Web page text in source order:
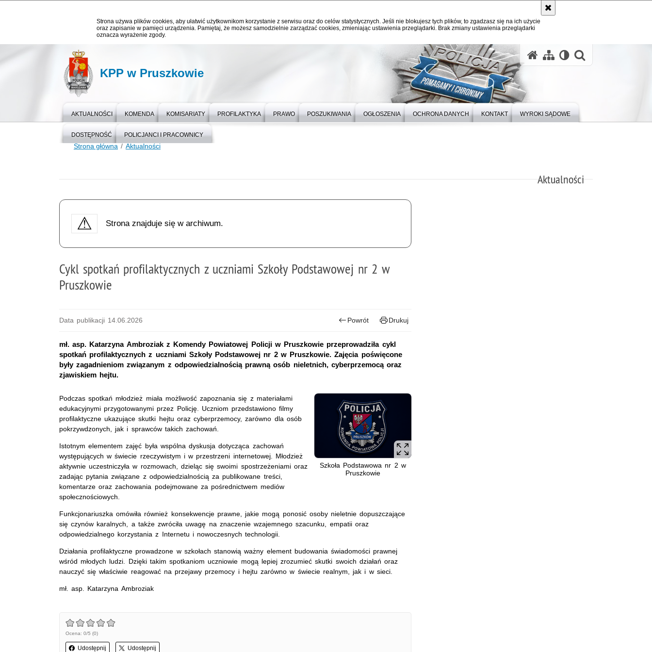
Strona używa plików cookies, aby ułatwić użytkownikom korzystanie z serwisu oraz do celów statystycznych. Jeśli nie blokujesz tych plików, to zgadzasz się na ich użycie
oraz zapisanie w pamięci urządzenia. Pamiętaj, że możesz samodzielnie zarządzać cookies, zmieniając ustawienia przeglądarki. Brak zmiany ustawienia przeglądarki
oznacza wyrażenie zgody.
KPP w Pruszkowie
AKTUALNOŚCI KOMENDA KOMISARIATY PROFILAKTYKA PRAWO POSZUKIWANIA OGŁOSZENIA OCHRONA DANYCH KONTAKT WYROKI SĄDOWE
DOSTĘPNOŚĆ POLICJANCI I PRACOWNICY
Strona główna Aktualności
Aktualności
Strona znajduje się w archiwum.
Cykl spotkań profilaktycznych z uczniami Szkoły Podstawowej nr 2 w
Pruszkowie
Data publikacji 14.06.2026 Powrót Drukuj
mł. asp. Katarzyna Ambroziak z Komendy Powiatowej Policji w Pruszkowie przeprowadziła cykl
spotkań profilaktycznych z uczniami Szkoły Podstawowej nr 2 w Pruszkowie. Zajęcia poświęcone
były zagadnieniom związanym z odpowiedzialnością prawną osób nieletnich, cyberprzemocą oraz
zjawiskiem hejtu.
Szkoła Podstawowa nr 2 w
Pruszkowie
Podczas spotkań młodzież miała możliwość zapoznania się z materiałami
edukacyjnymi przygotowanymi przez Policję. Uczniom przedstawiono filmy
profilaktyczne ukazujące skutki hejtu oraz cyberprzemocy, zarówno dla osób
pokrzywdzonych, jak i sprawców takich zachowań.
Istotnym elementem zajęć była wspólna dyskusja dotycząca zachowań
występujących w świecie rzeczywistym i w przestrzeni internetowej. Młodzież
aktywnie uczestniczyła w rozmowach, dzieląc się swoimi spostrzeżeniami oraz
zadając pytania związane z odpowiedzialnością za publikowane treści,
komentarze oraz zachowania podejmowane za pośrednictwem mediów
społecznościowych.
Funkcjonariuszka omówiła również konsekwencje prawne, jakie mogą ponosić osoby nieletnie dopuszczające
się czynów karalnych, a także zwróciła uwagę na znaczenie wzajemnego szacunku, empatii oraz
odpowiedzialnego korzystania z Internetu i nowoczesnych technologii.
Działania profilaktyczne prowadzone w szkołach stanowią ważny element budowania świadomości prawnej
wśród młodych ludzi. Dzięki takim spotkaniom uczniowie mogą lepiej zrozumieć skutki swoich działań oraz
nauczyć się właściwie reagować na przejawy przemocy i hejtu zarówno w świecie realnym, jak i w sieci.
mł. asp. Katarzyna Ambroziak
Ocena: 0/5 (0)
Udostępnij Udostępnij